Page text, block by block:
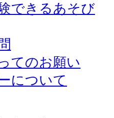
できるあそび
てのお願い
について